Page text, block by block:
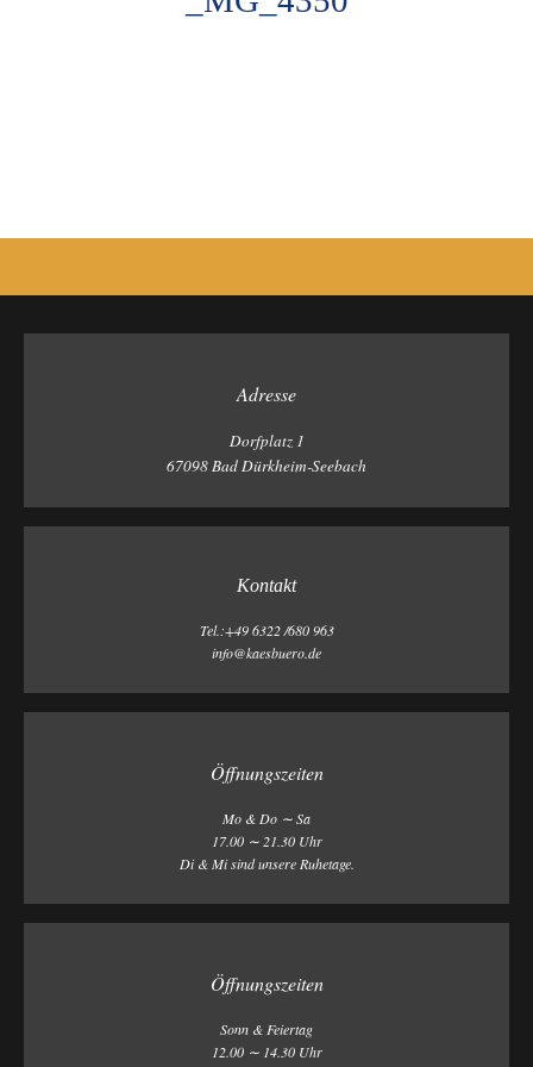
Adresse
Dorfplatz 1
67098 Bad Dürkheim-Seebach
Kontakt
Tel.:+49 6322 /680 963
info@kaesbuero.de
Öffnungszeiten
Mo & Do ∼ Sa
17.00 ∼ 21.30 Uhr
Di & Mi sind unsere Ruhetage.
Öffnungszeiten
Sonn & Feiertag
12.00 ∼ 14.30 Uhr